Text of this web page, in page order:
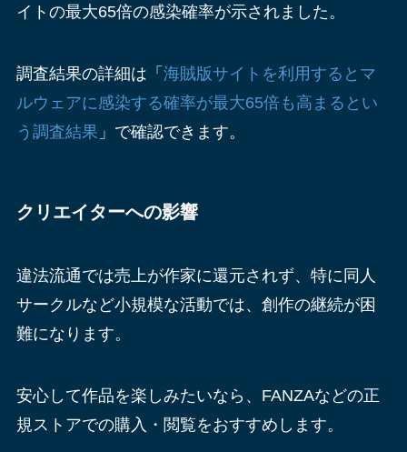
イトの最大65倍の感染確率が示されました。
調査結果の詳細は「 海賊版サイトを利用するとマ
ルウェアに感染する確率が最大65倍も高まるとい
う調査結果 」で確認できます。
クリエイターへの影響
違法流通では売上が作家に還元されず、特に同人
サークルなど小規模な活動では、創作の継続が困
難になります。
安心して作品を楽しみたいなら、FANZAなどの正
規ストアでの購入・閲覧をおすすめします。